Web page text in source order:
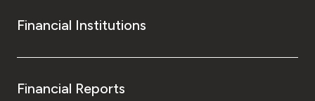
Financial Institutions
Financial Reports